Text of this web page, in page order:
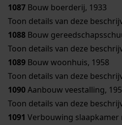
1087 Bouw boerderij, 1933
Toon details van deze
1088 Bouw
Toon details van deze
1089 Bouw woonhuis, 1958
Toon details van deze
1090Aanbouw veestalling,
Toon details van deze
1091 Verbouwing slaapkamer